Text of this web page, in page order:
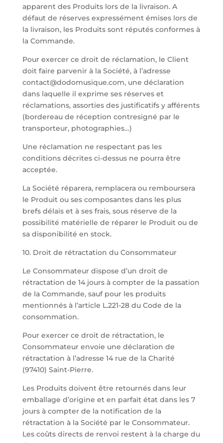
apparent des Produits lors de la livraison. A
défaut de réserves expressément émises lors de
la livraison, les Produits sont réputés conformes à
la Commande.
Pour exercer ce droit de réclamation, le Client
doit faire parvenir à la Société, à l’adresse
contact@dodomusique.com, une déclaration
dans laquelle il exprime ses réserves et
réclamations, assorties des justificatifs y afférents
(bordereau de réception contresigné par le
transporteur, photographies…)
Une réclamation ne respectant pas les
conditions décrites ci-dessus ne pourra être
acceptée.
La Société réparera, remplacera ou remboursera
le Produit ou ses composantes dans les plus
brefs délais et à ses frais, sous réserve de la
possibilité matérielle de réparer le Produit ou de
sa disponibilité en stock.
10. Droit de rétractation du Consommateur
Le Consommateur dispose d’un droit de
rétractation de 14 jours à compter de la passation
de la Commande, sauf pour les produits
mentionnés à l’article L.221-28 du Code de la
consommation.
Pour exercer ce droit de rétractation, le
Consommateur envoie une déclaration de
rétractation à l’adresse 14 rue de la Charité
(97410) Saint-Pierre.
Les Produits doivent être retournés dans leur
emballage d’origine et en parfait état dans les 7
jours à compter de la notification de la
rétractation à la Société par le Consommateur.
Les coûts directs de renvoi restent à la charge du